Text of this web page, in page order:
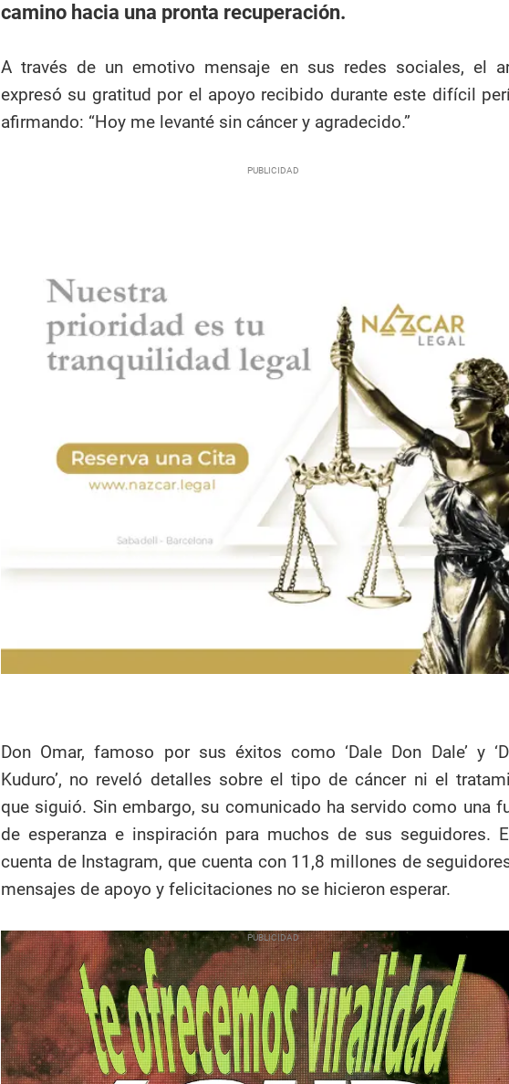
camino hacia una pronta recuperación.
A través de un emotivo mensaje en sus redes sociales, el
expresó su gratitud por el apoyo recibido durante este difícil
afirmando: “Hoy me levanté sin cáncer y agradecido.”
Don Omar, famoso por sus éxitos como ‘Dale Don Dale’ y
Kuduro’, no reveló detalles sobre el tipo de cáncer ni el
que siguió. Sin embargo, su comunicado ha servido como una
de esperanza e inspiración para muchos de sus seguidores.
cuenta de Instagram, que cuenta con 11,8 millones de
mensajes de apoyo y felicitaciones no se hicieron esperar.